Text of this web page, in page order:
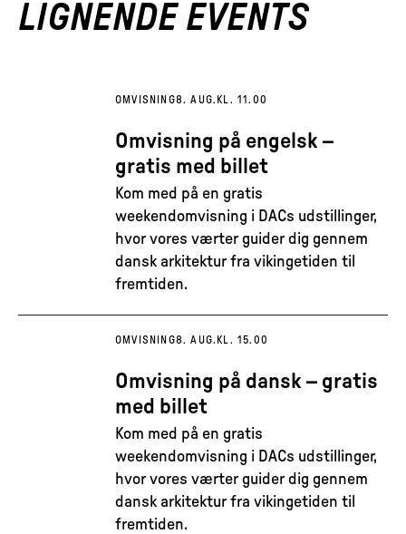
LIGNENDE EVENTS
OMVISNING8. AUG. KL. 11.00
Omvisning på engelsk –
gratis med billet
Kom med på en gratis
weekendomvisning i DACs udstillinger,
hvor vores værter guider dig gennem
dansk arkitektur fra vikingetiden til
fremtiden.
OMVISNING8. AUG. KL. 15.00
Omvisning på dansk – gratis
med billet
Kom med på en gratis
weekendomvisning i DACs udstillinger,
hvor vores værter guider dig gennem
dansk arkitektur fra vikingetiden til
fremtiden.